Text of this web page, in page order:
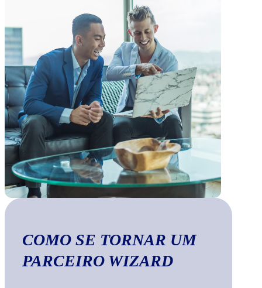
COMO SE TORNAR UM
PARCEIRO WIZARD